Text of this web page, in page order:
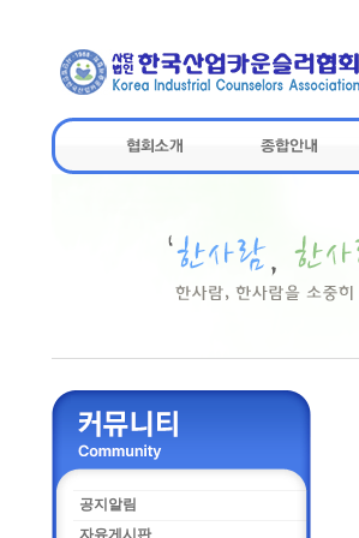
공지알림
자유게시판